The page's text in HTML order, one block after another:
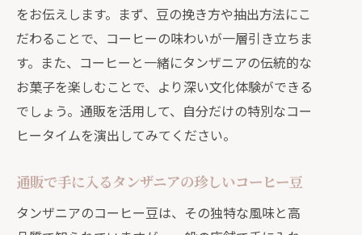
通販ガイド
自宅で楽しむタンザニアのコーヒーと文
化：通販の活用法
タンザニアのコーヒー豆の通販購入方
法
オンラインショップで選ぶタンザニア
タンザニアの文化を感じるアイテムと
コーヒーのセット
をお伝えします。まず、豆の挽き方や抽出方法にこ
だわることで、コーヒーの味わいが一層引き立ちま
す。また、コーヒーと一緒にタンザニアの伝統的な
お菓子を楽しむことで、より深い文化体験ができる
でしょう。通販を活用して、自分だけの特別なコー
ヒータイムを演出してみてください。
通販で手に入るタンザニアの珍しいコーヒー豆
タンザニアのコーヒー豆は、その独特な風味と高